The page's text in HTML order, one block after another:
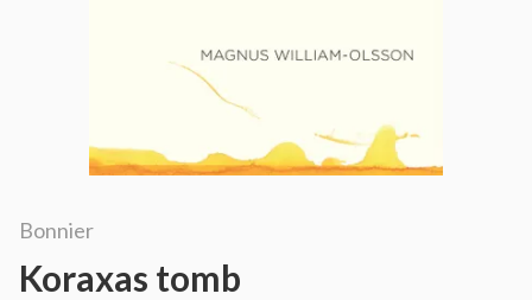
Bonnier
Koraxas tomb